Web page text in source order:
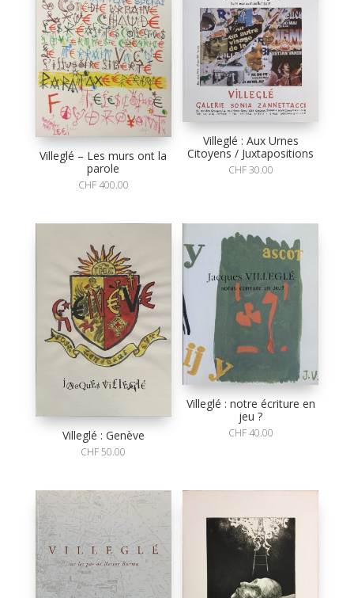
Villeglé – Les murs ont la
parole
CHF400.00
Villeglé : Aux Urnes
Citoyens / Juxtapositions
CHF30.00
Villeglé : Genève
CHF50.00
Villeglé : notre écriture en
jeu ?
CHF40.00